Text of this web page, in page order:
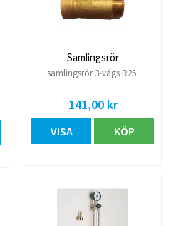
Samlingsrör
samlingsrör 3-vägs R25
141,00 kr
VISA KÖP